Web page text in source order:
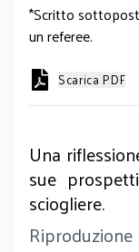
*Scritto
un referee.
Scarica PDF
Una
sue
sciogliere.